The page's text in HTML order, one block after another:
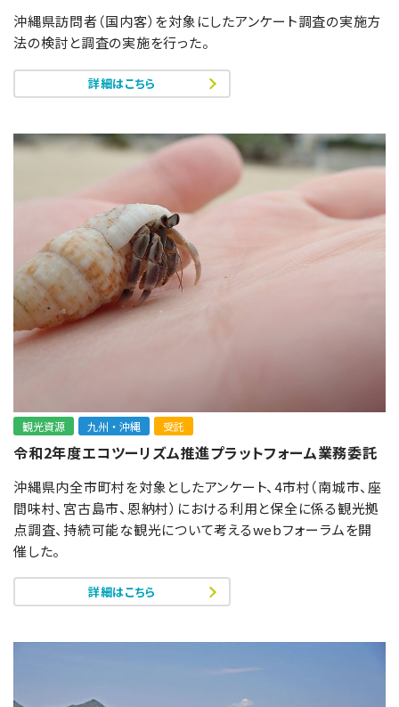
沖縄県訪問者（国内客）を対象にしたアンケート調査の実施方
法の検討と調査の実施を行った。
詳細はこちら
観光資源 九州・沖縄 受託
令和2年度エコツーリズム推進プラットフォーム業務委託
沖縄県内全市町村を対象としたアンケート、4市村（南城市、座
間味村、宮古島市、恩納村）における利用と保全に係る観光拠
点調査、持続可能な観光について考えるwebフォーラムを開
催した。
詳細はこちら